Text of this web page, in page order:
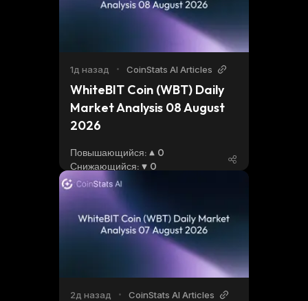
1д назад • CoinStats AI Articles
WhiteBIT Coin (WBT) Daily
Market Analysis 08 August
2026
Повышающийся:
0
Снижающийся: 0
2д назад • CoinStats AI Articles